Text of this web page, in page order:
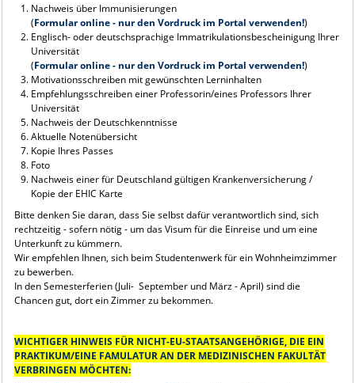
Nachweis über Immunisierungen
(Formular online - nur den Vordruck im Portal verwenden!)
Englisch- oder deutschsprachige Immatrikulationsbescheinigung Ihrer
Universität
(Formular online - nur den Vordruck im Portal verwenden!)
Motivationsschreiben mit gewünschten Lerninhalten
Empfehlungsschreiben einer Professorin/eines Professors Ihrer
Universität
Nachweis der Deutschkenntnisse
Aktuelle Notenübersicht
Kopie Ihres Passes
Foto
Nachweis einer für Deutschland gültigen Krankenversicherung /
Kopie der EHIC Karte
Bitte denken Sie daran, dass Sie selbst dafür verantwortlich sind, sich
rechtzeitig - sofern nötig - um das Visum für die Einreise und um eine
Unterkunft zu kümmern.
Wir empfehlen Ihnen, sich beim Studentenwerk für ein Wohnheimzimmer
zu bewerben.
In den Semesterferien (Juli- September und März - April) sind die
Chancen gut, dort ein Zimmer zu bekommen.
WICHTIGER HINWEIS FÜR NICHT-EU-STAATSANGEHÖRIGE, DIE EIN
PRAKTIKUM/EINE FAMULATUR AN DER MEDIZINISCHEN FAKULTÄT
VERBRINGEN MÖCHTEN: